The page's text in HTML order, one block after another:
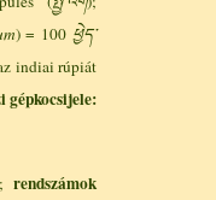
) = 100ཕྱེད་
indiai rúpiát
gépkocsijele:
rendszámok